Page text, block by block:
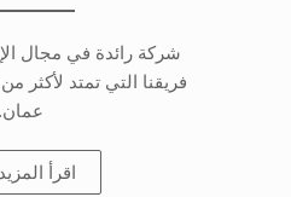
شركة رائدة في مجال
عمان.
اقرأ المزيد